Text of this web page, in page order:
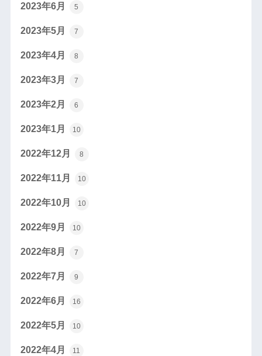
2023年6月 5
2023年5月 7
2023年4月 8
2023年3月 7
2023年2月 6
2023年1月 10
2022年12月 8
2022年11月 10
2022年10月 10
2022年9月 10
2022年8月 7
2022年7月 9
2022年6月 16
2022年5月 10
2022年4月 11